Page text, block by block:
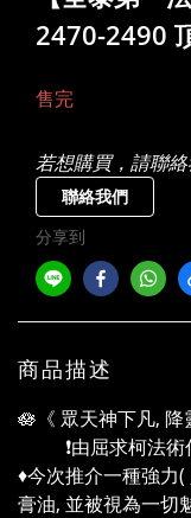
2470-2490
售完
若想購買，請聯絡
聯絡我們
分享到
商品描述
🪷《 眾天神下凡, 降
❗由屈求柯法術傳
♦️今次推介一種強力
膏油, 並被視為一切